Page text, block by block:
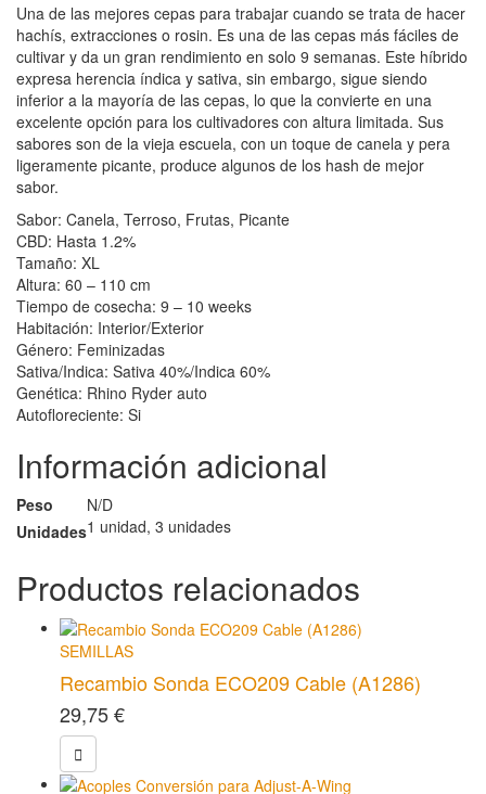
Una de las mejores cepas para trabajar cuando se trata de hacer
hachís, extracciones o rosin. Es una de las cepas más fáciles de
cultivar y da un gran rendimiento en solo 9 semanas. Este híbrido
expresa herencia índica y sativa, sin embargo, sigue siendo
inferior a la mayoría de las cepas, lo que la convierte en una
excelente opción para los cultivadores con altura limitada. Sus
sabores son de la vieja escuela, con un toque de canela y pera
ligeramente picante, produce algunos de los hash de mejor
sabor.
Sabor: Canela, Terroso, Frutas, Picante
CBD: Hasta 1.2%
Tamaño: XL
Altura: 60 – 110 cm
Tiempo de cosecha: 9 – 10 weeks
Habitación: Interior/Exterior
Género: Feminizadas
Sativa/Indica: Sativa 40%/Indica 60%
Genética: Rhino Ryder auto
Autofloreciente: Si
Información adicional
Peso
N/D
Unidades1 unidad, 3 unidades
Productos relacionados
SEMILLAS
Recambio Sonda ECO209 Cable (A1286)
29,75€